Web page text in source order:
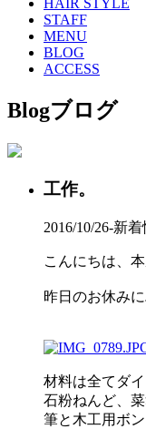
STAFF
MENU
BLOG
ACCESS
Blogブログ
工作。
2016/10/26-新着
こんにちは、本
昨日のお休み
材料は全てダイ
石粉ねんど、
筆と木工用ボ